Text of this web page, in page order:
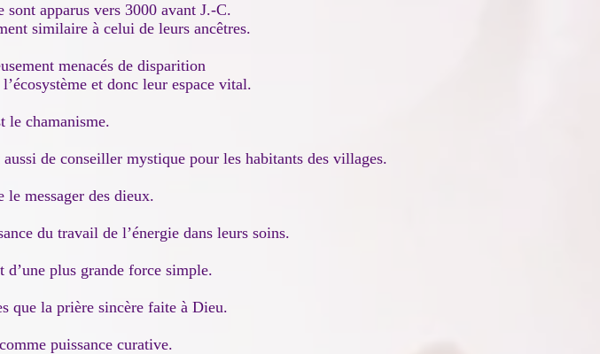
apparus vers 3000 avant J.-C.
similaire à celui de leurs ancêtres.
menacés de disparition
et donc leur espace vital.
le chamanisme.
de conseiller mystique pour les habitants des villages.
le messager des dieux.
du travail de l’énergie dans leurs soins.
plus grande force simple.
que la prière sincère faite à Dieu.
puissance curative.